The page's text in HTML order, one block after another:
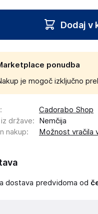
Dodaj v
ponudba
je mogoč izključno
:
Cadorabo Shop
države:
Nemčija
nakup: Možnost vračila
dostava predvidoma od